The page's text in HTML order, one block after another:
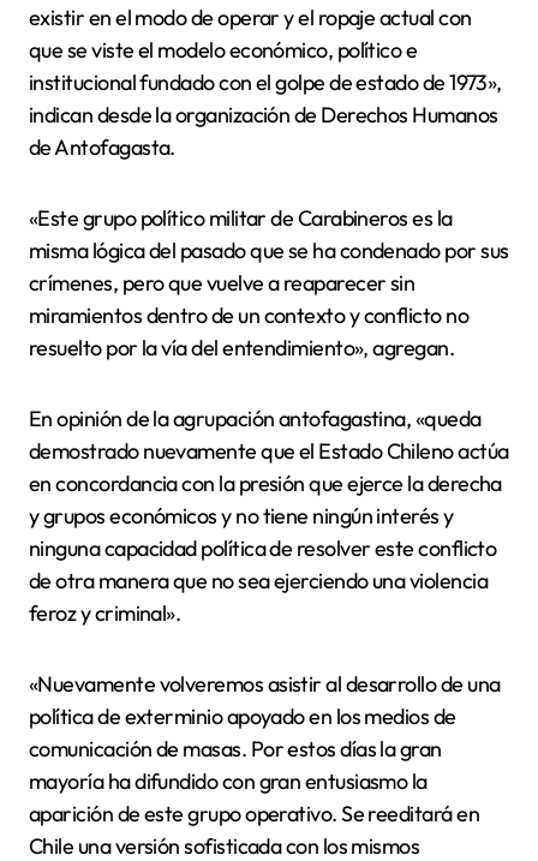
existir en el modo de operar y el ropaje actual con
que se viste el modelo económico, político e
institucional fundado con el golpe de estado de 1973»,
indican desde la organización de Derechos Humanos
de Antofagasta.
«Este grupo político militar de Carabineros es la
misma lógica del pasado que se ha condenado por sus
crímenes, pero que vuelve a reaparecer sin
miramientos dentro de un contexto y conflicto no
resuelto por la vía del entendimiento», agregan.
En opinión de la agrupación antofagastina, «queda
demostrado nuevamente que el Estado Chileno actúa
en concordancia con la presión que ejerce la derecha
y grupos económicos y no tiene ningún interés y
ninguna capacidad política de resolver este conflicto
de otra manera que no sea ejerciendo una violencia
feroz y criminal».
«Nuevamente volveremos asistir al desarrollo de una
política de exterminio apoyado en los medios de
comunicación de masas. Por estos días la gran
mayoría ha difundido con gran entusiasmo la
aparición de este grupo operativo. Se reeditará en
Chile una versión sofisticada con los mismos